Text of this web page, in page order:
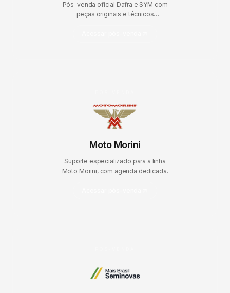
Pós-venda oficial Dafra e SYM com
peças originais e técnicos
Moto Morini
Suporte especializado para a linha
Moto Morini, com agenda dedicada.